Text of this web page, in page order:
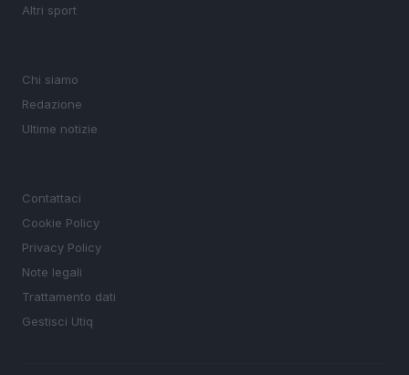
Altri sport
Chi siamo
Redazione
Ultime notizie
Contattaci
Cookie Policy
Privacy Policy
Note legali
Trattamento dati
Gestisci Utiq